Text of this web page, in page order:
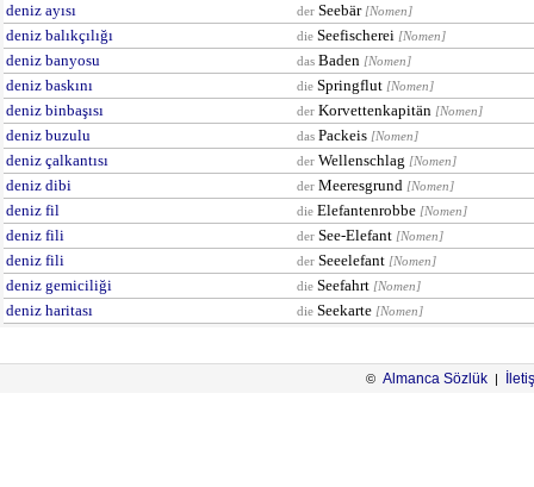
deniz ayısı der Seebär [Nomen]
deniz balıkçılığı die Seefischerei [Nomen]
deniz banyosu das Baden [Nomen]
deniz baskını die Springflut [Nomen]
deniz binbaşısı der Korvettenkapitän [Nomen]
deniz buzulu das Packeis [Nomen]
deniz çalkantısı der Wellenschlag [Nomen]
deniz dibi der Meeresgrund [Nomen]
deniz fil die Elefantenrobbe [Nomen]
deniz fili der See-Elefant [Nomen]
deniz fili der Seeelefant [Nomen]
deniz gemiciliği die Seefahrt [Nomen]
deniz haritası die Seekarte [Nomen]
© Almanca Sözlük